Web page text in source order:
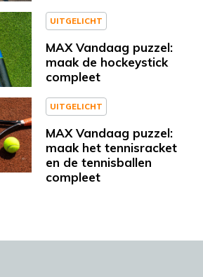
UITGELICHT
MAX Vandaag puzzel:
maak de hockeystick
compleet
UITGELICHT
MAX Vandaag puzzel:
maak het tennisracket
en de tennisballen
compleet